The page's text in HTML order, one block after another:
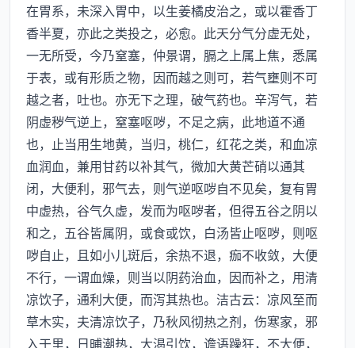
在胃系，未深入胃中，以生姜橘皮治之，或以霍香丁
香半夏，亦此之类投之，必愈。此天分气分虚无处，
一无所受，今乃窒塞，仲景谓，膈之上属上焦，悉属
于表，或有形质之物，因而越之则可，若气壅则不可
越之者，吐也。亦无下之理，破气药也。辛泻气，若
阴虚秽气逆上，窒塞呕哕，不足之病，此地道不通
也，止当用生地黄，当归，桃仁，红花之类，和血凉
血润血，兼用甘药以补其气，微加大黄芒硝以通其
闭，大便利，邪气去，则气逆呕哕自不见矣，复有胃
中虚热，谷气久虚，发而为呕哕者，但得五谷之阴以
和之，五谷皆属阴，或食或饮，白汤皆止呕哕，则呕
哕自止，且如小儿斑后，余热不退，痂不收敛，大便
不行，一谓血燥，则当以阴药治血，因而补之，用清
凉饮子，通利大便，而泻其热也。洁古云：凉风至而
草木实，夫清凉饮子，乃秋风彻热之剂，伤寒家，邪
入于里，日晡潮热，大渴引饮，谵语躁狂，不大便，